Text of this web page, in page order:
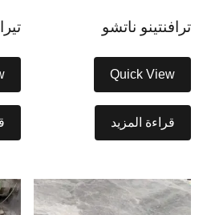
ترافنتينو ناتشو
Quick View
قراءة المزيد